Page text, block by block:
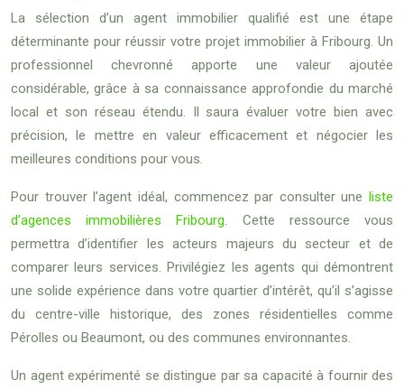
La sélection d’un agent immobilier qualifié est une étape
déterminante pour réussir votre projet immobilier à Fribourg. Un
professionnel chevronné apporte une valeur ajoutée
considérable, grâce à sa connaissance approfondie du marché
local et son réseau étendu. Il saura évaluer votre bien avec
précision, le mettre en valeur efficacement et négocier les
meilleures conditions pour vous.
Pour trouver l’agent idéal, commencez par consulter une liste
d’agences immobilières Fribourg. Cette ressource vous
permettra d’identifier les acteurs majeurs du secteur et de
comparer leurs services. Privilégiez les agents qui démontrent
une solide expérience dans votre quartier d’intérêt, qu’il s’agisse
du centre-ville historique, des zones résidentielles comme
Pérolles ou Beaumont, ou des communes environnantes.
Un agent expérimenté se distingue par sa capacité à fournir des